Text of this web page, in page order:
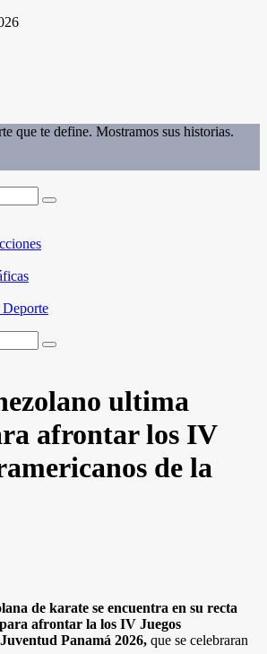
que te define. Mostramos sus historias.
ultima
afrontar los IV
de la
de karate se encuentra en su recta
afrontar la los IV Juegos
Panamá 2026, que se celebraran